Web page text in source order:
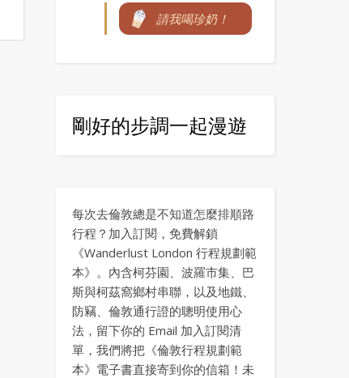
請我喝珍奶！
剛好的步調一起漫遊
每次去倫敦總是不知道怎麼排順路
行程？加入訂閱，免費解鎖
《Wanderlust London 行程規劃範
本》。內含柯芬園、波羅市集、巴
斯與柯茲窩鄉村串聯，以及地鐵、
防竊、倫敦通行證的聰明使用心
法，留下你的 Email 加入訂閱清
單，我們將把《倫敦行程規劃範
本》電子書直接寄到你的信箱！未